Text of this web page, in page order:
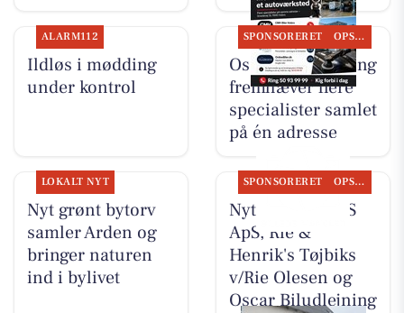
ALARM112
Ildløs i mødding
under kontrol
SPONSORERET OPSLAGSTAVLEN
Oscar Biludlejning
fremhæver flere
specialister samlet
på én adresse
LOKALT NYT
Nyt grønt bytorv
samler Arden og
bringer naturen
ind i bylivet
SPONSORERET OPSLAGSTAVLEN
Nyt fra TT CARS
ApS, Rie &
Henrik's Tøjbiks
v/Rie Olesen og
Oscar Biludlejning